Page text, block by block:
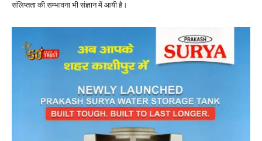
संलिप्तता की सम्भावना भी संज्ञान में आयी है।